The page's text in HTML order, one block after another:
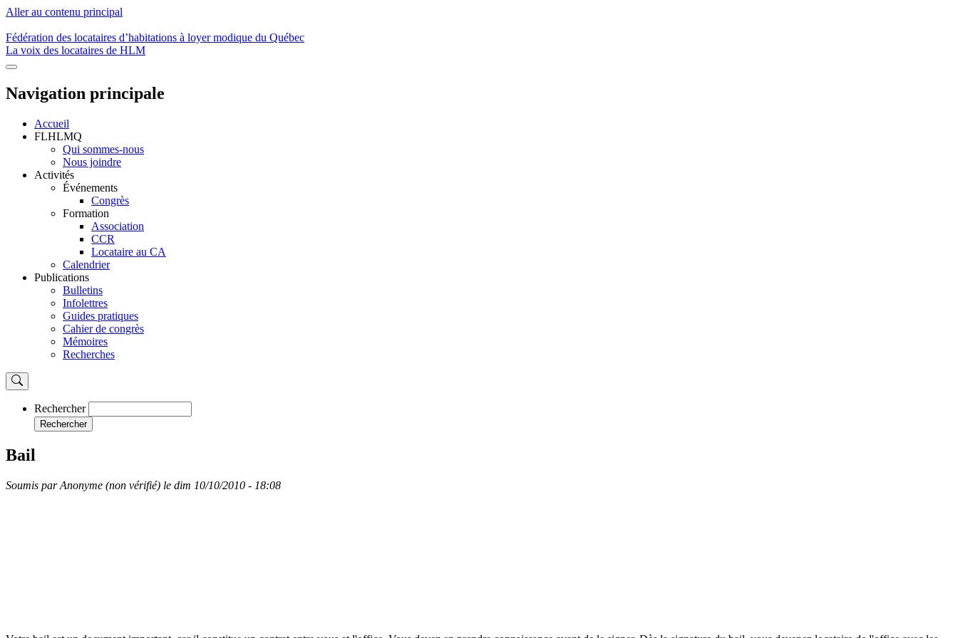
Aller au contenu principal
Fédération des locataires d’habitations à loyer modique du Québec
La voix des locataires de HLM
Navigation principale
Accueil
FLHLMQ
Qui sommes-nous
Nous joindre
Activités
Événements
Congrès
Formation
Association
CCR
Locataire au CA
Calendrier
Publications
Bulletins
Infolettres
Guides pratiques
Cahier de congrès
Mémoires
Recherches
Rechercher
Rechercher
Bail
Soumis parAnonyme (non vérifié) le dim 10/10/2010 - 18:08